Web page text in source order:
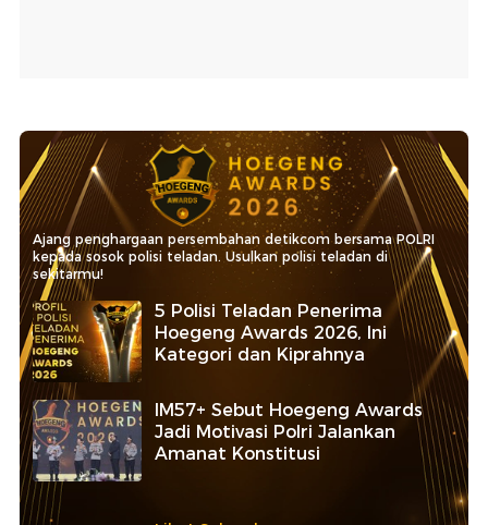
Ajang penghargaan persembahan detikcom bersama POLRI
kepada sosok polisi teladan. Usulkan polisi teladan di
sekitarmu!
5 Polisi Teladan Penerima
Hoegeng Awards 2026, Ini
Kategori dan Kiprahnya
IM57+ Sebut Hoegeng Awards
Jadi Motivasi Polri Jalankan
Amanat Konstitusi